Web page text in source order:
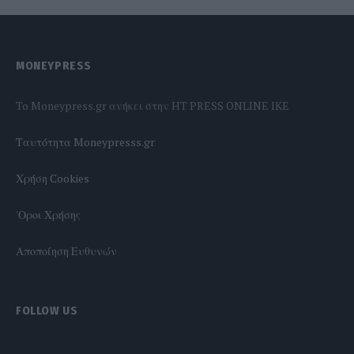
MONEYPRESS
To Moneypress.gr ανήκει στην HT PRESS ONLINE IKE
Tαυτότητα Moneypresss.gr
Χρήση Cookies
'Οροι Χρήσης
Αποποίηση Ευθυνών
FOLLOW US